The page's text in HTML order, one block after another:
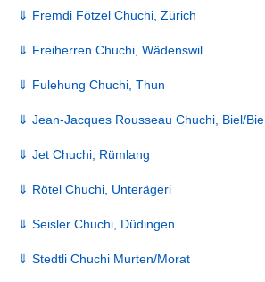
⇓ Fremdi Fötzel Chuchi, Zürich
⇓ Freiherren Chuchi, Wädenswil
⇓ Fulehung Chuchi, Thun
⇓ Jean-Jacques Rousseau Chuchi, Biel/
⇓ Jet Chuchi, Rümlang
⇓ Rötel Chuchi, Unterägeri
⇓ Seisler Chuchi, Düdingen
⇓ Stedtli Chuchi Murten/Morat